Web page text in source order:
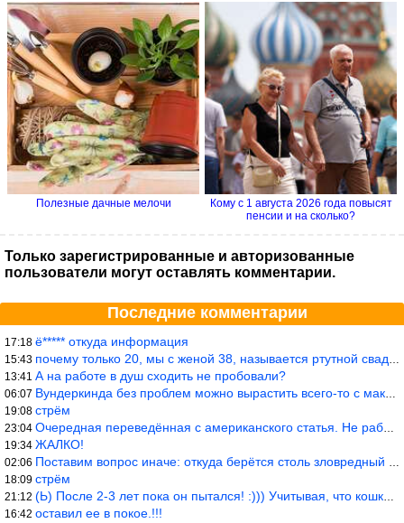
Полезные дачные мелочи
Кому с 1 августа 2026 года повысят
пенсии и на сколько?
Только зарегистрированные и авторизованные
пользователи могут оставлять комментарии.
Последние комментарии
17:18 ё***** откуда информация
15:43 почему только 20, мы с женой 38, называется ртутной свадьбой, гр
13:41 А на работе в душ сходить не пробовали?
06:07 Вундеркинда без проблем можно вырастить всего-то с максимально р
19:08 стрём
23:04 Очередная переведённая с американского статья. Не работает эта ф
19:34 ЖАЛКО!
02:06 Поставим вопрос иначе: откуда берётся столь зловредный феминизм?
18:09 стрём
21:12 (Ь) После 2-3 лет пока он пытался! :))) Учитывая, что кошки 10-1
16:42 оставил ее в покое.!!!